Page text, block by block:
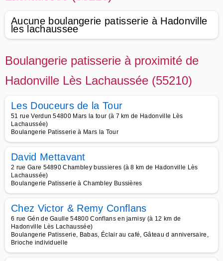
Aucune boulangerie patisserie à Hadonville
les lachaussee
Boulangerie patisserie à proximité de
Hadonville Lès Lachaussée (55210)
Les Douceurs de la Tour
51 rue Verdun 54800 Mars la tour (à 7 km de Hadonville Lès
Lachaussée)
Boulangerie Patisserie à Mars la Tour
David Mettavant
2 rue Gare 54890 Chambley bussieres (à 8 km de Hadonville Lès
Lachaussée)
Boulangerie Patisserie à Chambley Bussières
Chez Victor & Remy Conflans
6 rue Gén de Gaulle 54800 Conflans en jarnisy (à 12 km de
Hadonville Lès Lachaussée)
Boulangerie Patisserie, Babas, Éclair au café, Gâteau d anniversaire,
Brioche individuelle